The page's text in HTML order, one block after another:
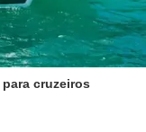
cruzeiros